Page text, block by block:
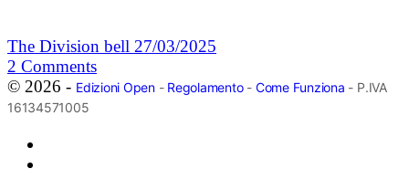
The Division bell 27/03/2025
2 Comments
© 2026 - Edizioni Open- Regolamento- Come Funziona - P.IVA
16134571005